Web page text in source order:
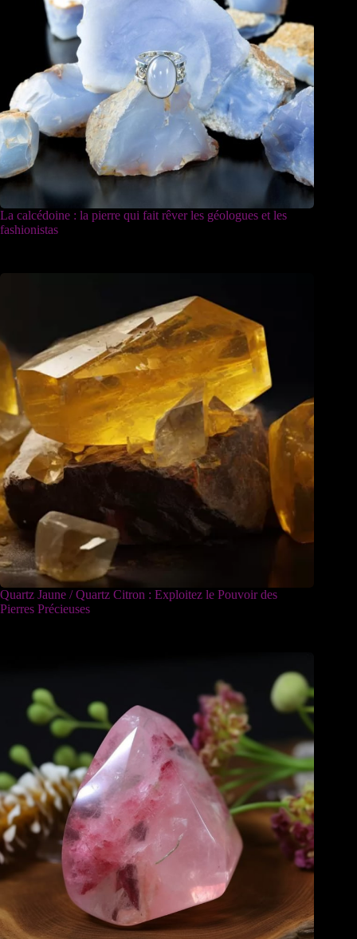
La calcédoine : la pierre qui fait rêver les géologues et les
fashionistas
Quartz Jaune / Quartz Citron : Exploitez le Pouvoir des
Pierres Précieuses